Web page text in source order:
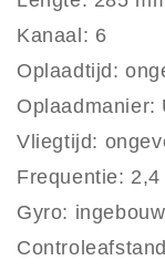
Kanaal: 6
Oplaadtijd:
Oplaadmanier:
Vliegtijd:
Frequentie: 2,4
Gyro: